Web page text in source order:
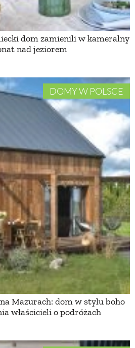
dom zamienili w kameralny
nad jeziorem
DOMY W POLSCE
Mazurach: dom w stylu boho
właścicieli o podróżach